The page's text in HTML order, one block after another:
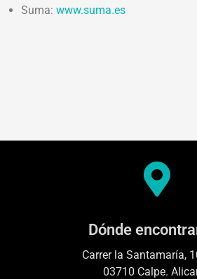
Suma: www.suma.es
Dónde
Carrer la Santamaría,
03710 Calpe.